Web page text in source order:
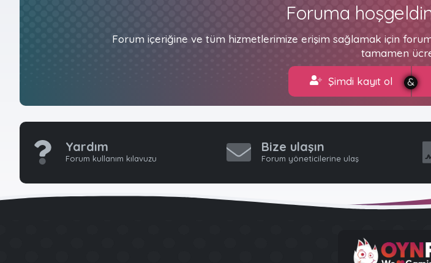
Foruma
Forum içeriğine ve tüm hizmetlerimize erişim sağlamak için
tamamen
Şimdi kayıt ol
Yardım
Forum kullanım kılavuzu
Bize ulaşın
Forum yöneticilerine ulaş